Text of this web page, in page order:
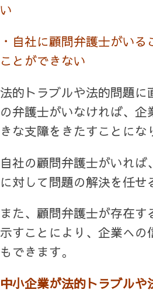
い
・自社に顧問弁護士がい
ことができない
法的トラブルや法的問題に
の弁護士がいなければ、企
きな支障をきたすことにな
自社の顧問弁護士がいれ
に対して問題の解決を任せ
また、顧問弁護士が存在す
示すことにより、企業への
もできます。
中小企業が法的トラブルや